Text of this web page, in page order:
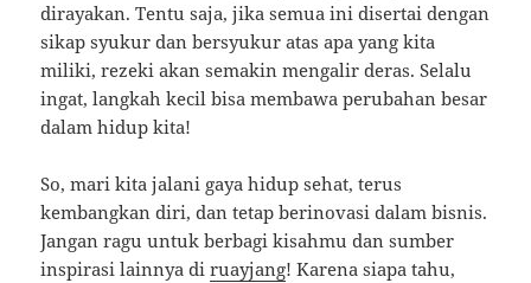
dirayakan. Tentu saja, jika semua ini disertai dengan
sikap syukur dan bersyukur atas apa yang kita
miliki, rezeki akan semakin mengalir deras. Selalu
ingat, langkah kecil bisa membawa perubahan besar
dalam hidup kita!
So, mari kita jalani gaya hidup sehat, terus
kembangkan diri, dan tetap berinovasi dalam bisnis.
Jangan ragu untuk berbagi kisahmu dan sumber
inspirasi lainnya diruayjang! Karena siapa tahu,